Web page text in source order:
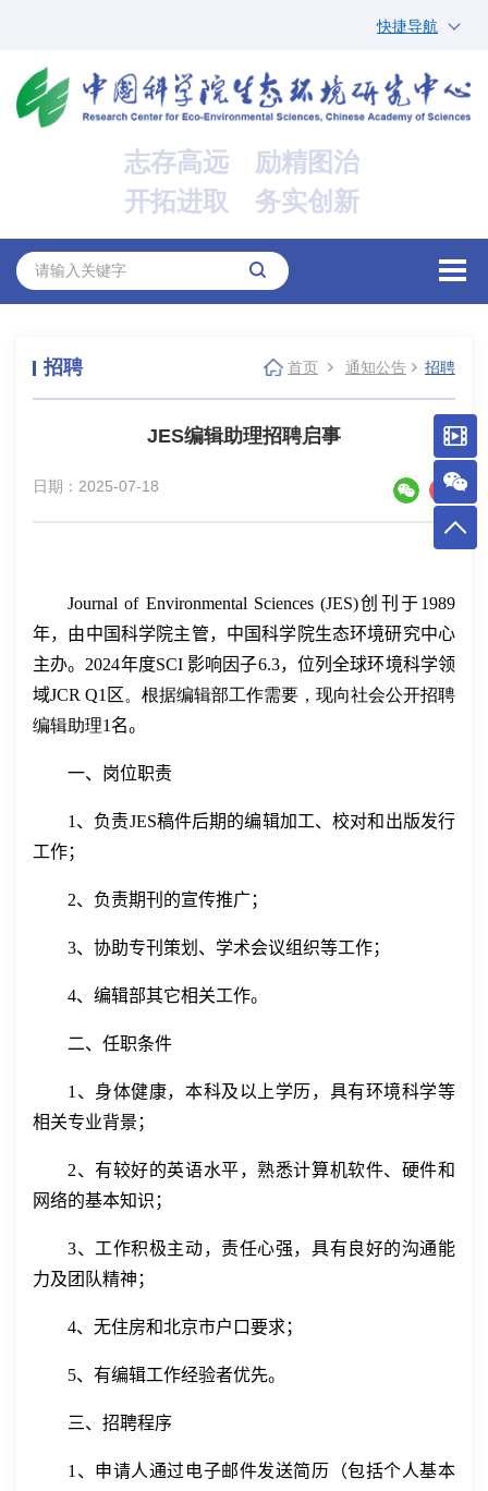
快捷导航
ARP
邮箱
志存高远 励精图治
开拓进取 务实创新
招聘 首页 通知公告 招聘
JES编辑助理招聘启事
日期：2025-07-18
Journal of Environmental Sciences (JES)创刊于1989
年， 由中国科学院主管，中国科学院生态环境研究中心
主办。 2024年度SCI 影响因子6.3，位列全球环境科学领
域JCR Q1 区。 根据编辑部工作需要，现向社会公开招聘
编辑助理1 名。
一、岗位职责
1 、负责JES稿件后期的编辑加工、校对和出版发行
工作；
2、负责期刊的宣传推广 ；
3、协助专刊策划、学术会议组织等工作；
4、编辑部其它相关工作。
二、任职条件
1 、 身体健康，本科及以上学历， 具有环境科学等
相关专业背景；
2、有较好的英语水平，熟悉计算机软件、硬件和
网络的基本知识；
3、工作积极主动，责任心强，具有良好的沟通能
力及团队精神 ；
4、无住房和北京市户口要求 ；
5、 有编辑工作经验者优先。
三、招聘程序
1 、 申请人通过电子邮件发送简历（包括个人基本